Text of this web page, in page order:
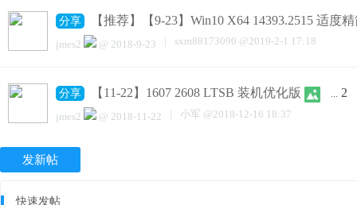
分享 【推荐】【9-23】Win10 X64 14393.2515 适度
jmes2 @ 2018-9-23 | sxm88173090 @2019-2-1 17:18
分享 【11-22】1607 2608 LTSB 装机优化版 2
jmes2 @ 2018-11-22 | 小军 @2018-12-16 18:37
发新帖
快速发帖